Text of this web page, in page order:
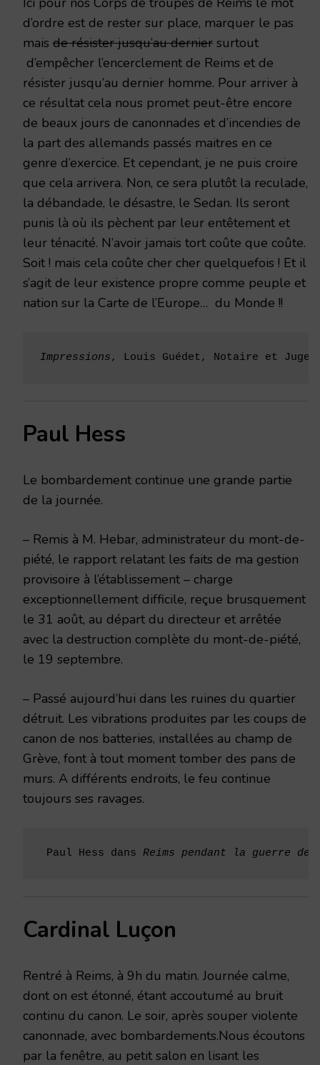
d’ordre est de rester sur place, marquer le pas
mais de résister jusqu’au dernier surtout
d’empêcher l’encerclement de Reims et de
résister jusqu’au dernier homme. Pour arriver à
ce résultat cela nous promet peut-être encore
de beaux jours de canonnades et d’incendies de
la part des allemands passés maitres en ce
genre d’exercice. Et cependant, je ne puis croire
que cela arrivera. Non, ce sera plutôt la reculade,
la débandade, le désastre, le Sedan. Ils seront
punis là où ils pèchent par leur entêtement et
leur ténacité. N’avoir jamais tort coûte que coûte.
Soit ! mais cela coûte cher cher quelquefois ! Et il
s’agit de leur existence propre comme peuple et
nation sur la Carte de l’Europe… du Monde !!
Impressions, Louis Guédet, Notaire et
Paul Hess
Le bombardement continue une grande partie
de la journée.
– Remis à M. Hebar, administrateur du mont-de-
piété, le rapport relatant les faits de ma gestion
provisoire à l’établissement – charge
exceptionnellement difficile, reçue brusquement
le 31 août, au départ du directeur et arrêtée
avec la destruction complète du mont-de-piété,
le 19 septembre.
– Passé aujourd’hui dans les ruines du quartier
détruit. Les vibrations produites par les coups de
canon de nos batteries, installées au champ de
Grève, font à tout moment tomber des pans de
murs. A différents endroits, le feu continue
toujours ses ravages.
Paul Hess dans Reims pendant la guerre de
Cardinal Luçon
Rentré à Reims, à 9h du matin. Journée calme,
dont on est étonné, étant accoutumé au bruit
continu du canon. Le soir, après souper violente
canonnade, avec bombardements.Nous écoutons
par la fenêtre, au petit salon en lisant les